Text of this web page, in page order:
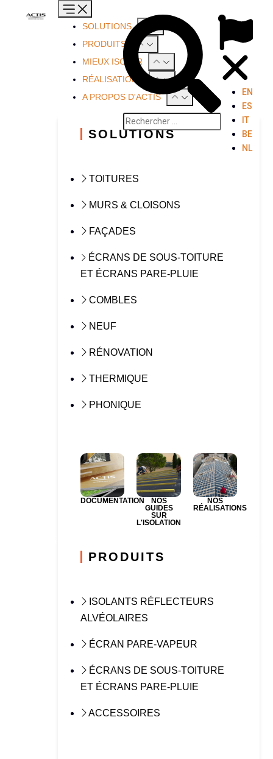
SOLUTIONS
PRODUITS
MIEUX ISOLER
RÉALISATIONS
A PROPOS D'ACTIS
SOLUTIONS
TOITURES
MURS & CLOISONS
FAÇADES
ÉCRANS DE SOUS-TOITURE
ET ÉCRANS PARE-PLUIE
COMBLES
NEUF
RÉNOVATION
THERMIQUE
PHONIQUE
DOCUMENTATION
NOS
GUIDES
SUR
L'ISOLATION
NOS
RÉALISATIONS
PRODUITS
ISOLANTS RÉFLECTEURS
ALVÉOLAIRES
ÉCRAN PARE-VAPEUR
ÉCRANS DE SOUS-TOITURE
ET ÉCRANS PARE-PLUIE
ACCESSOIRES
EN
ES
IT
BE
NL